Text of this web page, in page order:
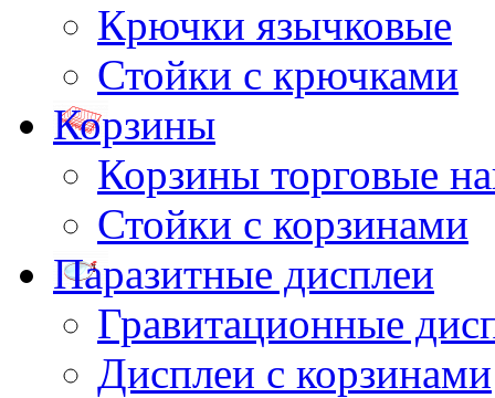
Крючки язычковые
Стойки с крючками
Корзины
Корзины торговые
Стойки с корзинами
Паразитные дисплеи
Гравитационные
Дисплеи с корзинами